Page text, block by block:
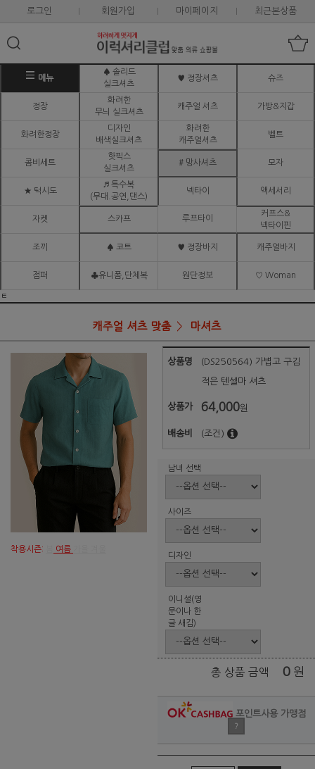
로그인 회원가입 마이페이지 최근본상품
메뉴
♠ 솔리드
실크셔츠
♥ 정장셔츠 슈즈
정장
화려한
무늬 실크셔츠
캐주얼 셔츠 가방&지갑
화려한정장
디자인
배색실크셔츠
화려한
캐주얼셔츠
벨트
콤비세트
핫픽스
실크셔츠
# 망사셔츠 모자
★ 턱시도
♬ 특수복
(무대.공연,댄스)
넥타이 액세서리
자켓 스카프 루프타이
커프스&
넥타이핀
조끼 ♠ 코트 ♥ 정장바지 캐주얼바지
점퍼 ♣유니폼,단체복 원단정보 ♡ Woman
ㅌ
캐주얼 셔츠 맞춤 마셔츠
착용시즌: 여름
상품명 (DS250564) 가볍고 구김
적은 텐셀마 셔츠
상품가 64,000원
배송비 (조건)
남녀 선택
사이즈
디자인
이니셜(영
문이나 한
글 새김)
총 상품 금액 0 원
포인트사용 가맹점
?